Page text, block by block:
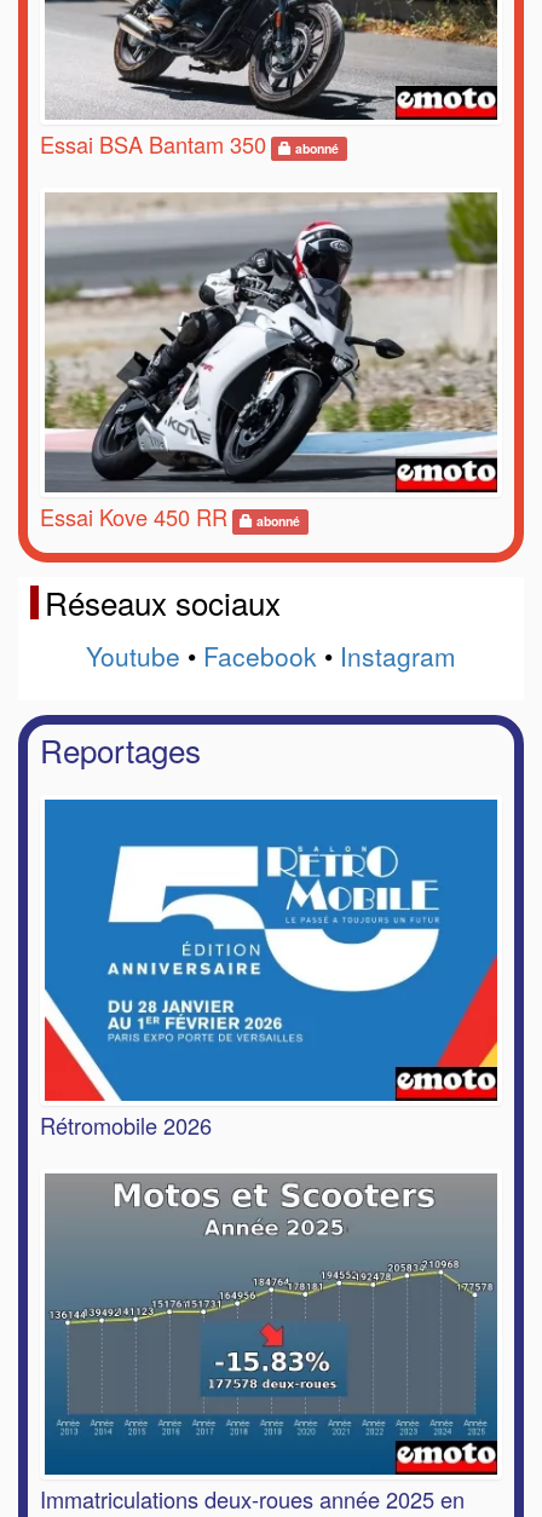
Essai BSA Bantam 350 abonné
Essai Kove 450 RR abonné
Réseaux sociaux
Youtube • Facebook • Instagram
Reportages
Rétromobile 2026
Immatriculations deux-roues année 2025 en